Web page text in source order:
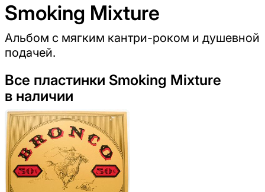
Smoking Mixture
Альбом с мягким кантри-роком и душевной
подачей.
Все пластинки Smoking Mixture
в наличии